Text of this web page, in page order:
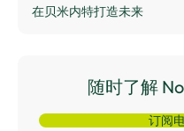
在贝米内特打造未来
随时了解
订阅